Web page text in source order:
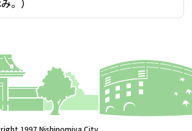
。）
1997 Nishinomiya City